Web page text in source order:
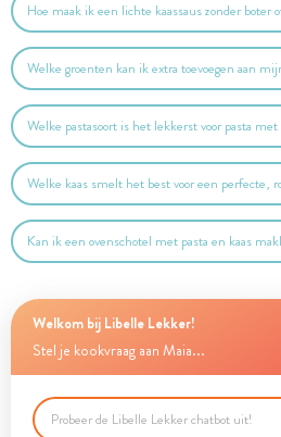
Hoe maak ik een lichte kaassaus zonder boter
Welke groenten kan ik extra toevoegen aan
Welke pastasoort is het lekkerst voor pasta
Welke kaas smelt het best voor een perfecte,
Kan ik een ovenschotel met pasta en kaas
Welkom bij Libelle Lekker!
Stel je kookvraag aan Maia...